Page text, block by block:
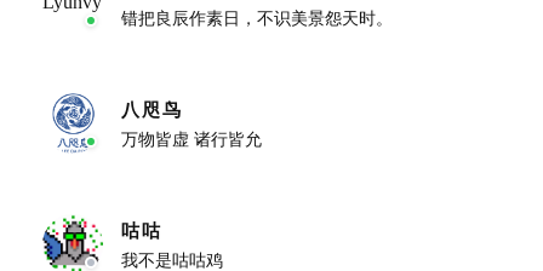
错把良辰作素日，不识美景怨天时。
八咫鸟
万物皆虚 诸行皆允
咕咕
我不是咕咕鸡